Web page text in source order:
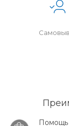
Помощь